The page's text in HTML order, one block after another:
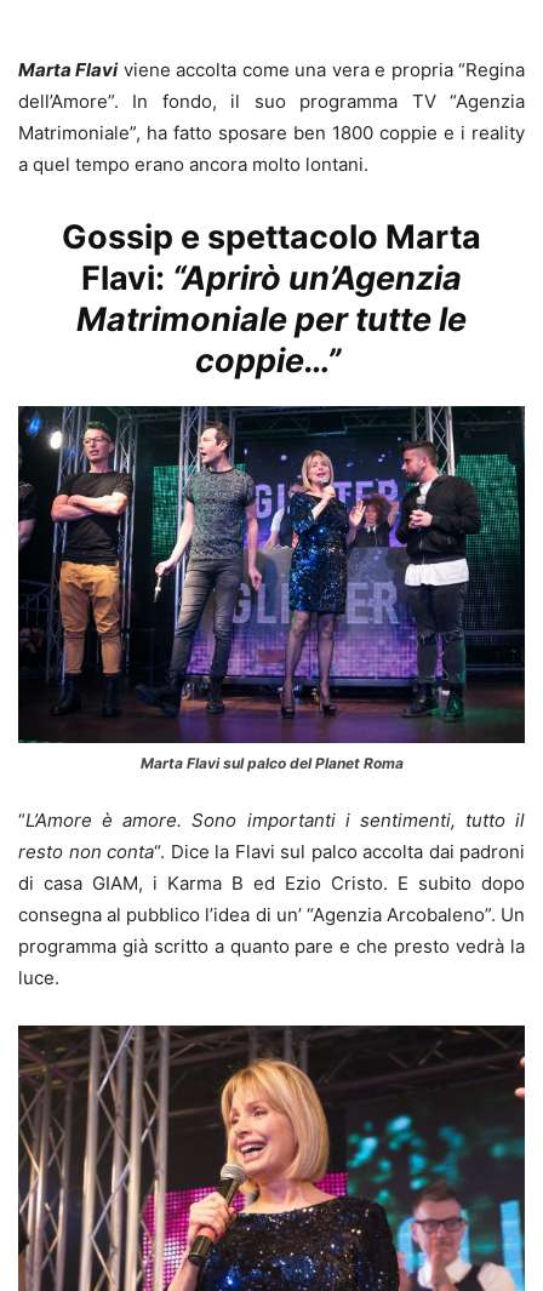
Marta Flaviviene accolta come una vera e propria “Regina
dell’Amore”. In fondo, il suo programma TV “Agenzia
Matrimoniale”, ha fatto sposare ben 1800 coppie e i reality
a quel tempo erano ancora molto lontani.
Gossip e spettacolo Marta
Flavi: “Aprirò un’Agenzia
Matrimoniale per tutte le
coppie…”
Marta Flavi sul palco del Planet Roma
“L’Amore è amore. Sono importanti i sentimenti, tutto il
resto non conta“. Dice la Flavi sul palco accolta dai padroni
di casa GIAM, i Karma B ed Ezio Cristo. E subito dopo
consegna al pubblico l’idea di un’ “Agenzia Arcobaleno”. Un
programma già scritto a quanto pare e che presto vedrà la
luce.